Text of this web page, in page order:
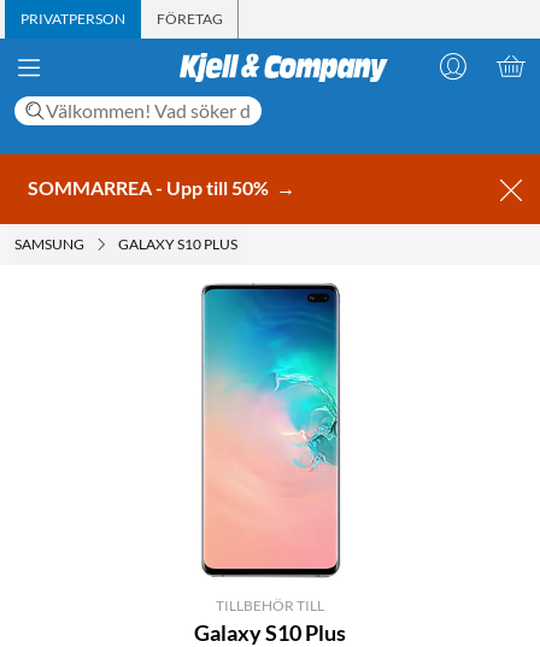
PRIVATPERSON FÖRETAG
SOMMARREA - Upp till 50% →
SAMSUNG GALAXY S10 PLUS
TILLBEHÖR TILL
Galaxy S10 Plus